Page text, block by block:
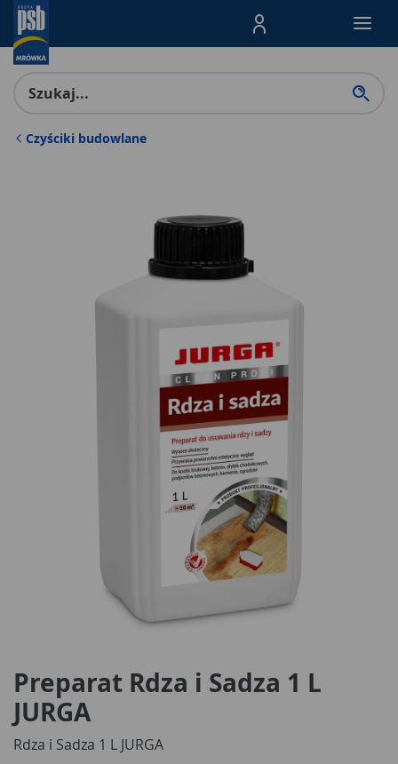
Menu Produktów,
Czyściki budowlane
Preparat Rdza i Sadza 1 L
JURGA
Rdza i Sadza 1 L JURGA